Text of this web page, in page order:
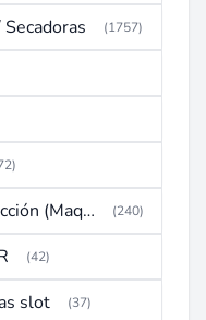
(1757)
Maquinaria de Construcción (Maquinaria Pesada) (240)
(42)
slot (37)